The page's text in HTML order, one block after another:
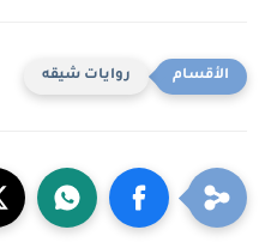
روايات شيقه